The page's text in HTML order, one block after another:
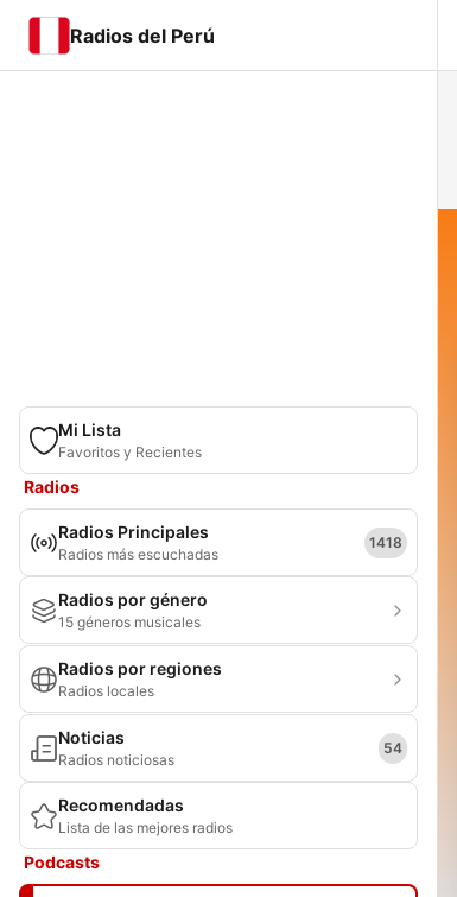
Radios del Perú
Mi Lista
Favoritos y Recientes
Radios
Radios Principales
Radios más escuchadas
1418
Radios por género
15 géneros musicales
Radios por regiones
Radios locales
Noticias
Radios noticiosas
54
Recomendadas
Lista de las mejores radios
Podcasts